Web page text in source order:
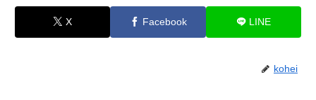
X Facebook LINE
kohei